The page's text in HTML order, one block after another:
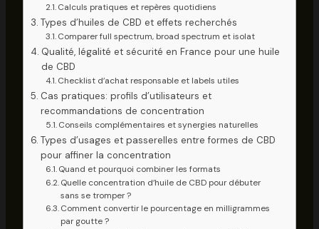
Calculs pratiques et repères quotidiens
Types d’huiles de CBD et effets recherchés
Comparer full spectrum, broad spectrum et isolat
Qualité, légalité et sécurité en France pour une huile
de CBD
Checklist d’achat responsable et labels utiles
Cas pratiques: profils d’utilisateurs et
recommandations de concentration
Conseils complémentaires et synergies naturelles
Types d’usages et passerelles entre formes de CBD
pour affiner la concentration
Quand et pourquoi combiner les formats
Quelle concentration d’huile de CBD pour débuter
sans se tromper ?
Comment convertir le pourcentage en milligrammes
par goutte ?